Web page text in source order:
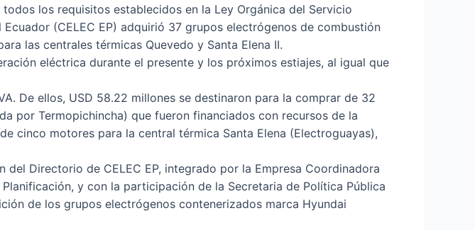
los requisitos establecidos en la Ley Orgánica del Servicio
(CELEC EP) adquirió 37 grupos electrógenos de combustión
las centrales térmicas Quevedo y Santa Elena II.
eléctrica durante el presente y los próximos estiajes, al igual que
De ellos, USD 58.22 millones se destinaron para la comprar de 32
por Termopichincha) que fueron financiados con recursos de la
cinco motores para la central térmica Santa Elena (Electroguayas),
Directorio de CELEC EP, integrado por la Empresa Coordinadora
y con la participación de la Secretaria de Política Pública
de los grupos electrógenos contenerizados marca Hyundai